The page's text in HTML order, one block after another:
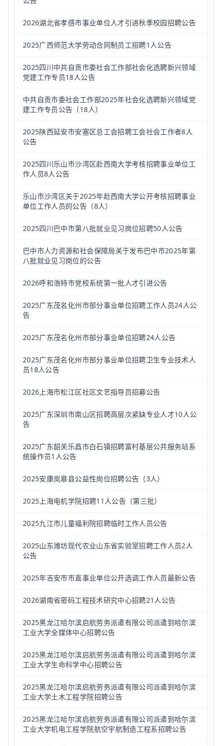
2026湖北省孝感市事业单位人才引进秋季校园招聘公告
2025广西师范大学劳动合同制员工招聘1人公告
2025四川中共自贡市委社会工作部社会化选聘新兴领域
党建工作专员18人公告
中共自贡市委社会工作部2025年社会化选聘新兴领域党
建工作专员公告（18人）
2025陕西延安市安塞区总工会招聘工会社会工作者8人
公告
2025四川乐山市沙湾区赴西南大学考核招聘事业单位工
作人员8人公告
乐山市沙湾区关于2025年赴西南大学公开考核招聘事业
单位工作人员的公告（8人）
2025四川巴中市第八批就业见习岗位招聘50人公告
巴中市人力资源和社会保障局关于发布巴中市2025年第
八批就业见习岗位的公告
2026呼和浩特市党校系统第一批人才引进公告
2025广东茂名化州市部分事业单位招聘工作人员24人公
告
2025广东茂名化州市部分事业单位招聘24人公告
2025广东茂名化州市部分事业单位招聘卫生专业技术人
员18人公告
2026上海市松江区社区文艺指导员招募公告
2025广东深圳市南山区招聘高层次紧缺专业人才10人公
告
2025广东韶关乐昌市白石镇招聘富村基层公共服务站系
统操作员1人公告
2025安康岚皋县公益性岗位招聘公告（3人）
2025上海电机学院招聘11人公告（第三批）
2025九江市儿童福利院招聘临时工作人员公告
2025山东潍坊现代农业山东省实验室招聘工作人员2人
公告
2025年吉安市市直事业单位公开选调工作人员最新公告
2026湖南省密码工程技术研究中心招聘21人公告
2025黑龙江哈尔滨启航劳务派遣有限公司派遣到哈尔滨
工业大学全媒体中心招聘公告
2025黑龙江哈尔滨启航劳务派遣有限公司派遣到哈尔滨
工业大学生命科学中心招聘公告
2025黑龙江哈尔滨启航劳务派遣有限公司派遣到哈尔滨
工业大学土木工程学院招聘公告
2025黑龙江哈尔滨启航劳务派遣有限公司派遣到哈尔滨
工业大学机电工程学院航空宇航制造工程系招聘公告